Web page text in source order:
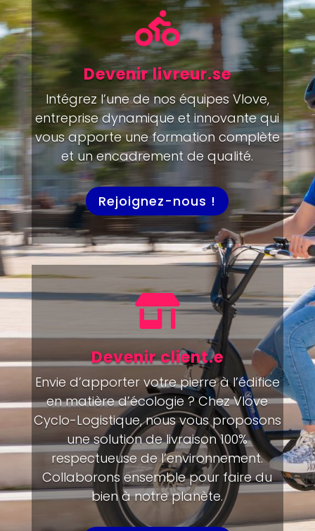

Devenir livreur.se
Intégrez l’une de nos équipes Vlove,
entreprise dynamique et innovante qui
vous apporte une formation complète
et un encadrement de qualité.
Rejoignez-nous !

Devenir client.e
Envie d’apporter votre pierre à l’édifice
en matière d’écologie ? Chez Vlove
Cyclo-Logistique, nous vous proposons
une solution de livraison 100%
respectueuse de l’environnement.
Collaborons ensemble pour faire du
bien à notre planète.